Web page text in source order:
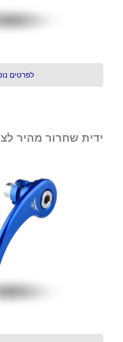
לפרטים
ידית שחרור מהיר